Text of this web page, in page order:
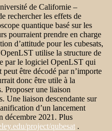
de Californie –
rechercher les effets de
quantique basé sur les
pourraient prendre en charge
d’attitude pour les cubesats,
utilise la structure de
par le logiciel OpenLST qui
être décodé par n’importe
donc être utile à la
Proposer une liaison
Une liaison descendante sur
d’un lancement
décembre 2021. Plus
project/qubesat .